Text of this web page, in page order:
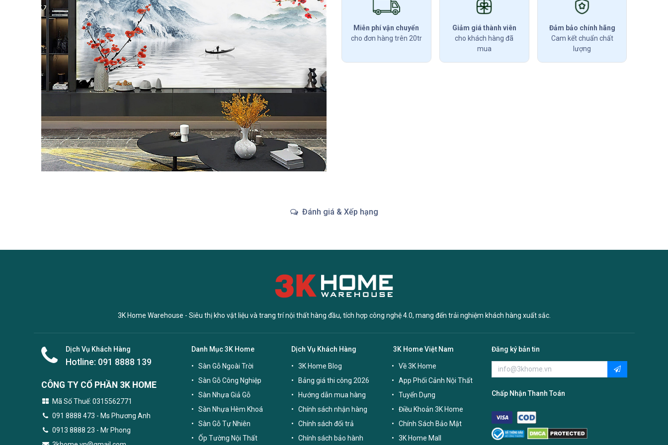
Miễn phí vận chuyển
cho đơn hàng trên 20tr
Giảm giá thành viên
cho khách hàng đã
mua
Đảm bảo chính hãng
Cam kết chuẩn chất
lượng
Đánh giá & Xếp hạng
3K Home Warehouse - Siêu thị kho vật liệu và trang trí nội thất hàng đầu, tích hợp công nghệ 4.0, mang đến trải nghiệm khách hàng xuất sắc.
Dịch Vụ Khách Hàng
Hotline: 091 8888 139
CÔNG TY CỔ PHẦN 3K HOME
Mã Số Thuế: 0315562771
091 8888 473 - Ms Phương Anh
0913 8888 23 - Mr Phong
Danh Mục 3K Home
Sàn Gỗ Ngoài Trời
Sàn Gỗ Công Nghiệp
Sàn Nhựa Giả Gỗ
Sàn Nhựa Hèm Khoá
Sàn Gỗ Tự Nhiên
Ốp Tường Nội Thất
Dịch Vụ Khách Hàng
3K Home Blog
Bảng giá thi công 2026
Hướng dẫn mua hàng
Chính sách nhận hàng
Chính sách đổi trả
Chính sách bảo hành
3K Home Việt Nam
Về 3K Home
App Phối Cảnh Nội Thất
Tuyển Dụng
Điều Khoản 3K Home
Chính Sách Bảo Mật
3K Home Mall
Đăng ký bản tin
Chấp Nhận Thanh Toán